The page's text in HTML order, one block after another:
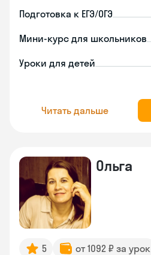
Подготовка к ЕГЭ/ОГЭ
Мини-курс для школьников
Уроки для детей
Читать дальше
Ольга
5 от 1092 ₽ за урок